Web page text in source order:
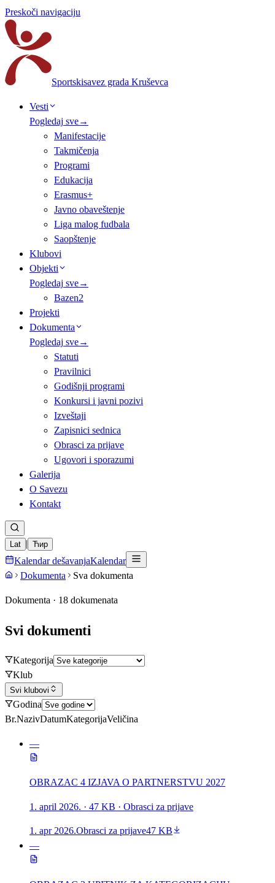
Preskoči navigaciju
Sportskisavez grada Kruševca
Vesti
Pogledaj sve→
Manifestacije
Takmičenja
Programi
Edukacija
Erasmus+
Javno obaveštenje
Liga malog fudbala
Saopštenje
Klubovi
Objekti
Pogledaj sve→
Bazen2
Projekti
Dokumenta
Pogledaj sve→
Statuti
Pravilnici
Godišnji programi
Konkursi i javni pozivi
Izveštaji
Zapisnici sednica
Obrasci za prijave
Ugovori i sporazumi
Galerija
O Savezu
Kontakt
Lat | Ћир
Kalendar dešavanjaKalendar
Dokumenta
Sva dokumenta
Dokumenta · 18 dokumenata
Svi dokumenti
Kategorija
Klub
Svi klubovi
Godina
Br.NazivDatumKategorijaVeličina
—
OBRAZAC 4 IZJAVA O PARTNERSTVU 2027
1. april 2026. · 47 KB · Obrasci za prijave
1. apr 2026.Obrasci za prijave47 KB
—